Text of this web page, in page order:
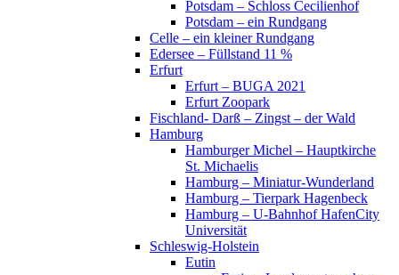
Potsdam – Schloss Cecilienhof
Potsdam – ein Rundgang
Celle – ein kleiner Rundgang
Edersee – Füllstand 11 %
Erfurt
Erfurt – BUGA 2021
Erfurt Zoopark
Fischland- Darß – Zingst – der Wald
Hamburg
Hamburger Michel – Hauptkirche
St. Michaelis
Hamburg – Miniatur-Wunderland
Hamburg – Tierpark Hagenbeck
Hamburg – U-Bahnhof HafenCity
Universität
Schleswig-Holstein
Eutin